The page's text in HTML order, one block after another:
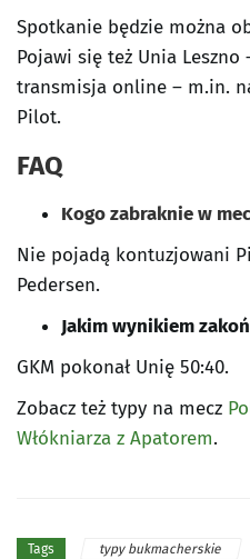
Spotkanie będzie można
Pojawi się też Unia Leszno
transmisja online – m.in.
Pilot.
FAQ
Kogo zabraknie w
Nie pojadą kontuzjowani
Pedersen.
Jakim wynikiem
GKM pokonał Unię 50:40.
Zobacz też typy na mecz
Włókniarza z Apatorem.
Tags typy bukmacherskie